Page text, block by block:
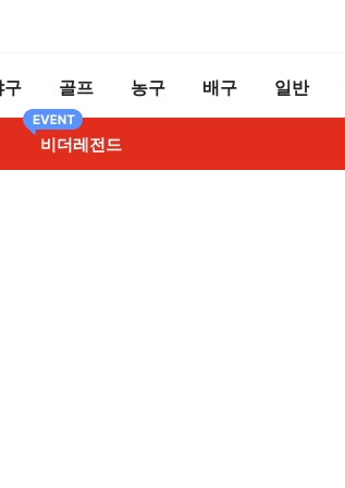
구 골프 농구 배구 일반
비더레전드